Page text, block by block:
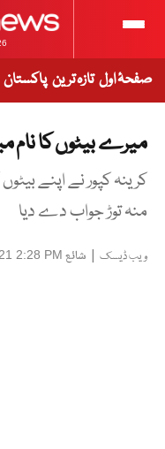
صفحۂ اول تازہ ترین پاکستان
میرے بیٹوں کا نام
کرینہ کپور نے اپنے
منہ توڑ جواب دے دیا
ویب ڈیسک | شائع 2:28 PM